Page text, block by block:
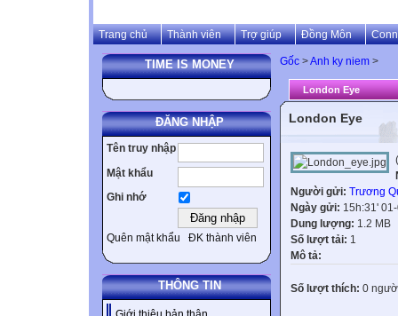
Trang chủ Thành viên Trợ giúp Đồng Môn
TIME IS MONEY
ĐĂNG NHẬP
Tên truy nhập
Mật khẩu
Ghi nhớ
Quên mật khẩu ĐK thành viên
THÔNG TIN
Gốc >Anh ky niem >
London Eye
London Eye
(
Người gửi: Trương
Ngày gửi: 15h:31'
Dung lượng: 1.2 MB
Số lượt tải: 1
Mô tả:
Số lượt thích: 0